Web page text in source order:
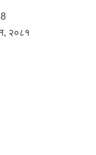
२०८१